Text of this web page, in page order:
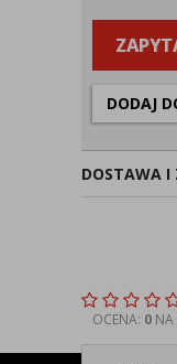
DODAJ
DOSTAWA I
OCENA: 0 NA